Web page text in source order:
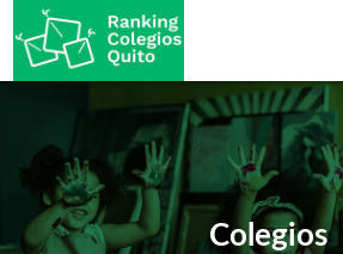
to
content
Colegios